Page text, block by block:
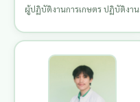
ผู้ปฏิบัติงานการเกษตร ปฏิบัติงาน